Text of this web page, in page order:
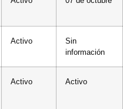
Activo
Sin
información
Activo Activo